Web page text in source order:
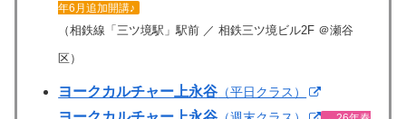
年6月追加開講♪
（相鉄線「三ツ境駅」駅前 ／ 相鉄三ツ境ビル2F ＠瀬谷
区）
ヨークカルチャー上永谷 （平日クラス）